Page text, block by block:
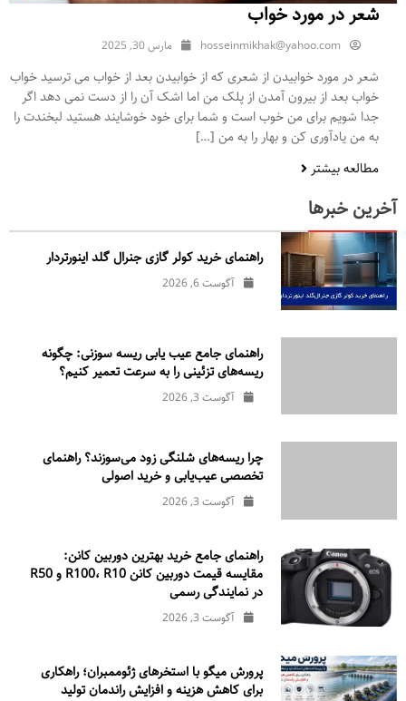
شعر در مورد خواب
hosseinmikhak@yahoo.com مارس 30, 2025
شعر در مورد خوابیدن از شعری که از خوابیدن بعد از خواب می ترسید خواب
خواب بعد از بیرون آمدن از پلک من اما اشک آن را از دست نمی دهد اگر
جدا شویم برای من خوب است و شما برای خود خوشایند هستید لبخندت را
به من یادآوری کن و بهار را به من […]
مطالعه بیشتر
آخرین خبرها
راهنمای خرید کولر گازی جنرال‌ گلد اینورتر‌دار
آگوست 6, 2026
راهنمای جامع عیب یابی ریسه سوزنی: چگونه
ریسه‌های تزئینی را به سرعت تعمیر کنیم؟
آگوست 3, 2026
چرا ریسه‌های شلنگی زود می‌سوزند؟ راهنمای
تخصصی عیب‌یابی و خرید اصولی
آگوست 3, 2026
راهنمای جامع خرید بهترین دوربین کانن:
مقایسه قیمت دوربین کانن R100، R10 و R50
در نمایندگی رسمی
آگوست 3, 2026
پرورش میگو با استخرهای ژئوممبران؛ راهکاری
برای کاهش هزینه و افزایش راندمان تولید